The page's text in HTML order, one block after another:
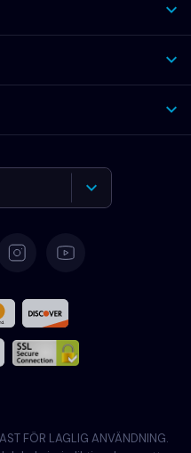
FÖR LAGLIG ANVÄNDNING.